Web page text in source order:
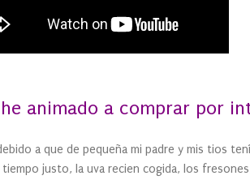
animado a comprar por
a que de pequeña mi padre y mis tios
justo, la uva recien cogida, los